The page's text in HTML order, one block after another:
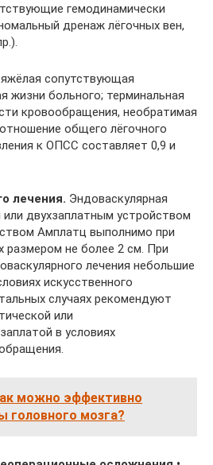
гемодинамически
дренаж лёгочных вен,
сопутствующая
жизни больного; терминальная
кровообращения, необратимая
общего лёгочного
к ОПСС составляет 0,9 и
лечения. Эндоваскулярная
двухзаплатным устройством
Амплатц выполнимо при
размером не более 2 см. При
лечения небольшие
искусственного
случаях рекомендуют
или
в условиях
можно эффективно
головного мозга?